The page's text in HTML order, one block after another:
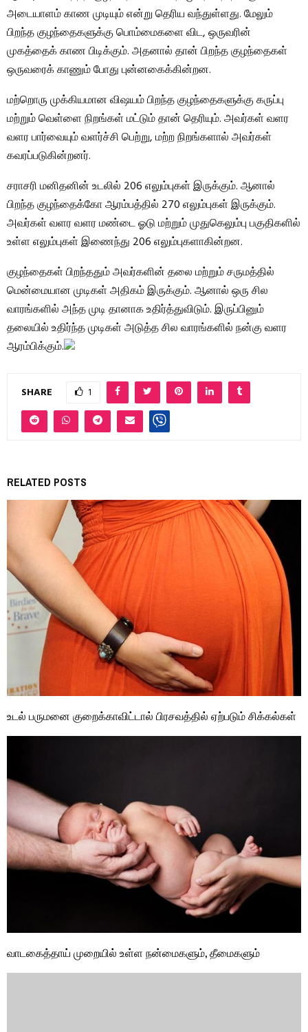
அடையாளம் காண முடியும் என்று தெரிய வந்துள்ளது. மேலும்
பிறந்த குழந்தைகளுக்கு பொம்மைகளை விட, ஒருவரின்
முகத்தைக் காண பிடிக்கும். அதனால் தான் பிறந்த குழந்தைகள்
ஒருவரைக் காணும் போது புன்னகைக்கின்றன.
மற்றொரு முக்கியமான விஷயம் பிறந்த குழந்தைகளுக்கு கருப்பு
மற்றும் வெள்ளை நிறங்கள் மட்டும் தான் தெரியும். அவர்கள் வளர
வளர பார்வையும் வளர்ச்சி பெற்று, மற்ற நிறங்களால் அவர்கள்
கவரப்படுகின்றனர்.
சராசரி மனிதனின் உடலில் 206 எலும்புகள் இருக்கும். ஆனால்
பிறந்த குழந்தைக்கோ ஆரம்பத்தில் 270 எலும்புகள் இருக்கும்.
அவர்கள் வளர வளர மண்டை ஓடு மற்றும் முதுகெலும்பு பகுதிகளில்
உள்ள எலும்புகள் இணைந்து 206 எலும்புகளாகின்றன.
குழந்தைகள் பிறந்ததும் அவர்களின் தலை மற்றும் சருமத்தில்
மென்மையான முடிகள் அதிகம் இருக்கும். ஆனால் ஒரு சில
வாரங்களில் அந்த முடி தானாக உதிர்த்துவிடும். இருப்பினும்
தலையில் உதிர்ந்த முடிகள் அடுத்த சில வாரங்களில் நன்கு வளர
ஆரம்பிக்கும்.
SHARE 1
RELATED POSTS
உடல் பருமனை குறைக்காவிட்டால் பிரசவத்தில் ஏற்படும் சிக்கல்கள்
வாடகைத்தாய் முறையில் உள்ள நன்மைகளும், தீமைகளும்